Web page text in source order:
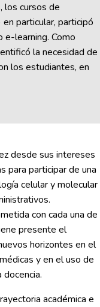
los cursos de
particular, participó
e-learning. Como
la necesidad de
los estudiantes, en
desde sus intereses
para participar de una
celular y molecular
con cada una de
presente el
horizontes en el
y en el uso de
académica e